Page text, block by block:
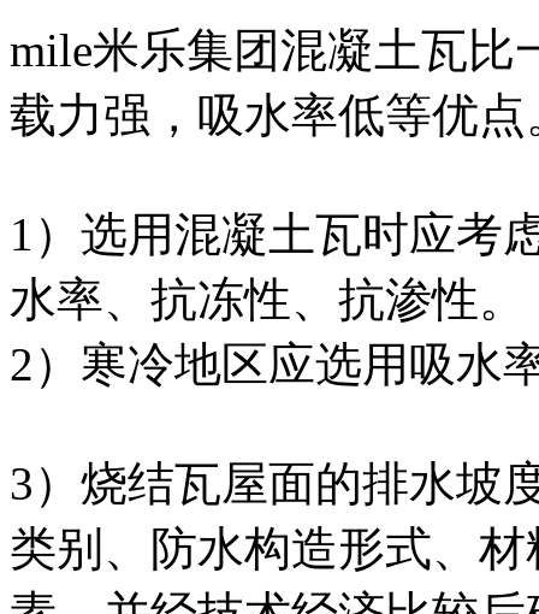
mile米乐集团混凝土瓦比
载力强，吸水率低等优点
1）选用混凝土瓦时应考
水率、抗冻性、抗渗性。
2）寒冷地区应选用吸水
3）烧结瓦屋面的排水坡
类别、防水构造形式、